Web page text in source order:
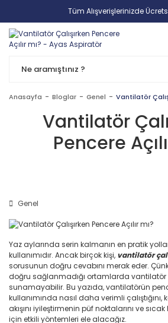
Tüm Alışverişlerinizde
Anasayfa Bloglar Genel Vantilatör
Vantilatör
Pencere
Genel
Yaz aylarında serin kalmanın en pratik
kullanımıdır. Ancak birçok kişi, vantilatör
sorusunun doğru cevabını merak eder.
doğru sağlanmadığı ortamlarda vantilatör
sunamayabilir. Bu yazıda, vantilatörün
kullanımında nasıl daha verimli
akışını iyileştirmenin püf noktalarını ve
için etkili yöntemleri ele alacağız.